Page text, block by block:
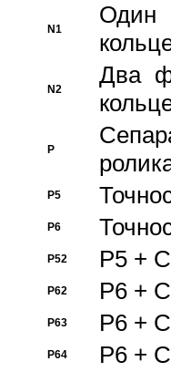
N1
Один
N2
Два
P
P5
P6
P52 P5 +
P62 P6 +
P63 P6 +
P64 P6 +